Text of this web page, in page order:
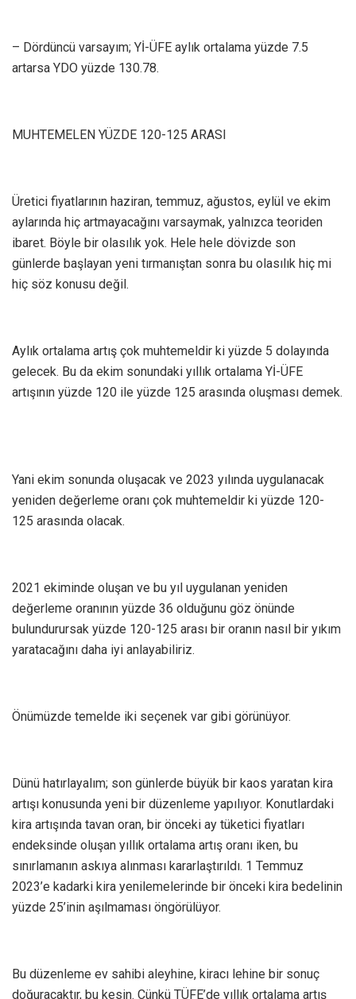
– Dördüncü varsayım; Yİ-ÜFE aylık ortalama yüzde 7.5
artarsa YDO yüzde 130.78.
MUHTEMELEN YÜZDE 120-125 ARASI
Üretici fiyatlarının haziran, temmuz, ağustos, eylül ve ekim
aylarında hiç artmayacağını varsaymak, yalnızca teoriden
ibaret. Böyle bir olasılık yok. Hele hele dövizde son
günlerde başlayan yeni tırmanıştan sonra bu olasılık hiç mi
hiç söz konusu değil.
Aylık ortalama artış çok muhtemeldir ki yüzde 5 dolayında
gelecek. Bu da ekim sonundaki yıllık ortalama Yİ-ÜFE
artışının yüzde 120 ile yüzde 125 arasında oluşması demek.
Yani ekim sonunda oluşacak ve 2023 yılında uygulanacak
yeniden değerleme oranı çok muhtemeldir ki yüzde 120-
125 arasında olacak.
2021 ekiminde oluşan ve bu yıl uygulanan yeniden
değerleme oranının yüzde 36 olduğunu göz önünde
bulundurursak yüzde 120-125 arası bir oranın nasıl bir yıkım
yaratacağını daha iyi anlayabiliriz.
Önümüzde temelde iki seçenek var gibi görünüyor.
Dünü hatırlayalım; son günlerde büyük bir kaos yaratan kira
artışı konusunda yeni bir düzenleme yapılıyor. Konutlardaki
kira artışında tavan oran, bir önceki ay tüketici fiyatları
endeksinde oluşan yıllık ortalama artış oranı iken, bu
sınırlamanın askıya alınması kararlaştırıldı. 1 Temmuz
2023’e kadarki kira yenilemelerinde bir önceki kira bedelinin
yüzde 25’inin aşılmaması öngörülüyor.
Bu düzenleme ev sahibi aleyhine, kiracı lehine bir sonuç
doğuracaktır, bu kesin. Çünkü TÜFE’de yıllık ortalama artış